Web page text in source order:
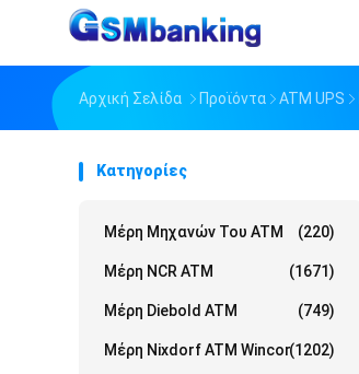
Αρχική Σελίδα Προϊόντα ATM UPS
Κατηγορίες
Μέρη Μηχανών Του ATM (220)
Μέρη NCR ATM (1671)
Μέρη Diebold ATM (749)
Μέρη Nixdorf ATM Wincor(1202)